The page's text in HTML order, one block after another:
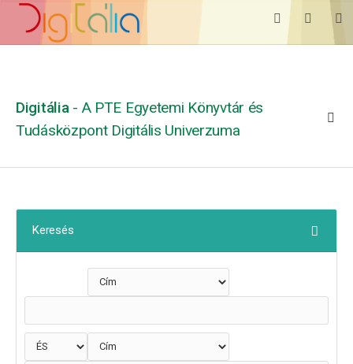
Digitália - A PTE Egyetemi Könyvtár és
Tudásközpont Digitális Univerzuma
Keresés